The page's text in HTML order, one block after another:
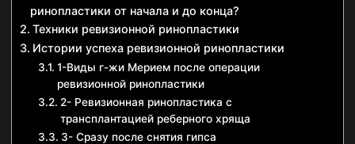
ринопластики от начала и до конца?
Техники ревизионной ринопластики
Истории успеха ревизионной ринопластики
1-Виды г-жи Мерием после операции
ревизионной ринопластики
2- Ревизионная ринопластика с
трансплантацией реберного хряща
3- Сразу после снятия гипса